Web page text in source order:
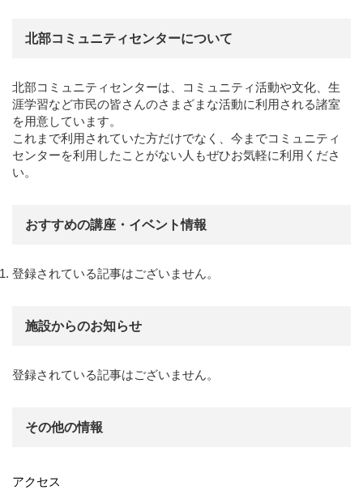
北部コミュニティセンターについて
北部コミュニティセンターは、コミュニティ活動や文化、生
涯学習など市民の皆さんのさまざまな活動に利用される諸室
を用意しています。
これまで利用されていた方だけでなく、今までコミュニティ
センターを利用したことがない人もぜひお気軽に利用くださ
い。
おすすめの講座・イベント情報
登録されている記事はございません。
施設からのお知らせ
登録されている記事はございません。
その他の情報
アクセス